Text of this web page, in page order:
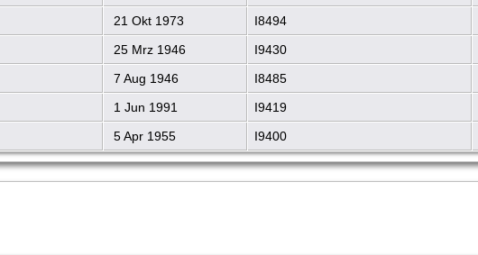
21 Okt 1973 I8494
25 Mrz 1946 I9430
7 Aug 1946 I8485
1 Jun 1991 I9419
5 Apr 1955 I9400